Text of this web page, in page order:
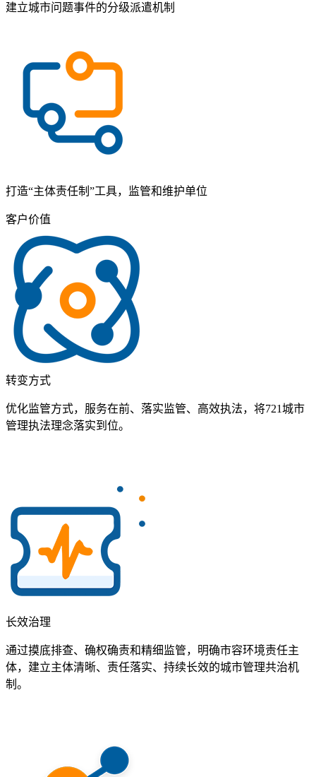
建立城市问题事件的分级派遣机制
打造“主体责任制”工具，监管和维护单位
客户价值
转变方式
优化监管方式，服务在前、落实监管、高效执法，将721城市
管理执法理念落实到位。
长效治理
通过摸底排查、确权确责和精细监管，明确市容环境责任主
体，建立主体清晰、责任落实、持续长效的城市管理共治机
制。